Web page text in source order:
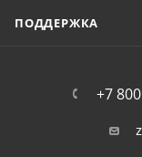
ПОДДЕРЖКА
+7